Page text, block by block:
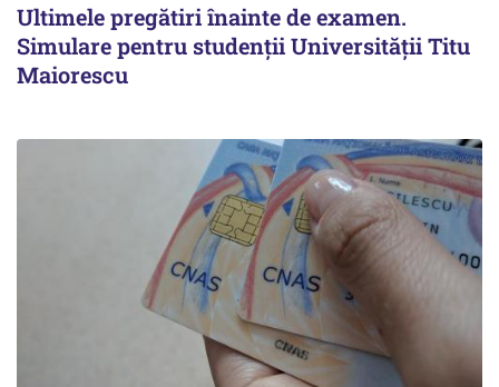
Ultimele pregătiri înainte de examen.
Simulare pentru studenții Universității Titu
Maiorescu